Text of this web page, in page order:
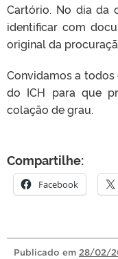
Cartório. No dia da
identificar com
original da
Convidamos a
do ICH para que
colação de grau.
Compartilhe:
Facebook
Publicado em 28/02/